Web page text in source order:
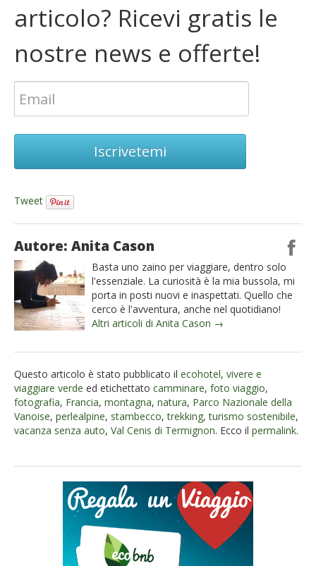
articolo? Ricevi gratis le
nostre news e offerte!
Iscrivetemi
Tweet
Autore: Anita Cason
Basta uno zaino per viaggiare, dentro solo
l'essenziale. La curiosità è la mia bussola, mi
porta in posti nuovi e inaspettati. Quello che
cerco è l'avventura, anche nel quotidiano!
Altri articoli di Anita Cason →
Questo articolo è stato pubblicato il ecohotel, vivere e
viaggiare verde ed etichettato camminare, foto viaggio,
fotografia, Francia, montagna, natura, Parco Nazionale della
Vanoise, perlealpine, stambecco,trekking,turismo sostenibile,
vacanza senza auto, Val Cenis di Termignon. Ecco il permalink.